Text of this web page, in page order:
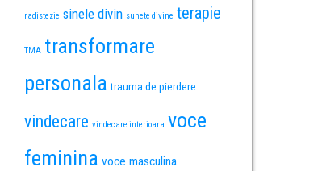
radistezie sinele divin sunete divine terapie
TMA transformare
personala trauma de pierdere
vindecare vindecare interioara voce
feminina voce masculina